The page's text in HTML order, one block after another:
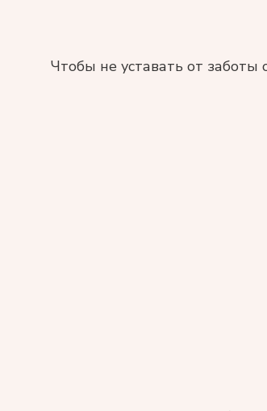
Чтобы не уставать от заботы